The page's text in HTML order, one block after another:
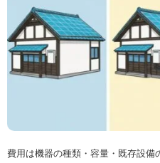
費用は機器の種類・容量・既存設備